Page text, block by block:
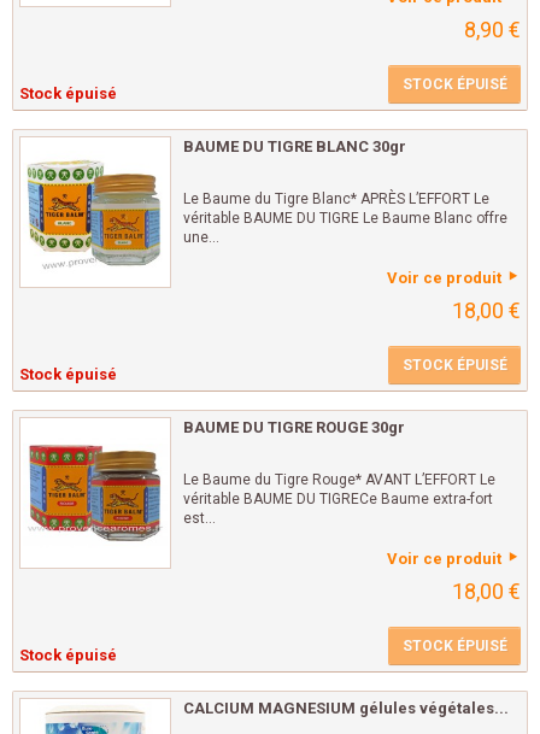
8,90 €
Stock épuisé STOCK ÉPUISÉ
BAUME DU TIGRE BLANC 30gr
Le Baume du Tigre Blanc* APRÈS L’EFFORT Le
véritable BAUME DU TIGRE Le Baume Blanc offre
une...
Voir ce produit
18,00 €
Stock épuisé STOCK ÉPUISÉ
BAUME DU TIGRE ROUGE 30gr
Le Baume du Tigre Rouge* AVANT L’EFFORT Le
véritable BAUME DU TIGRECe Baume extra-fort
est...
Voir ce produit
18,00 €
Stock épuisé STOCK ÉPUISÉ
CALCIUM MAGNESIUM gélules végétales...